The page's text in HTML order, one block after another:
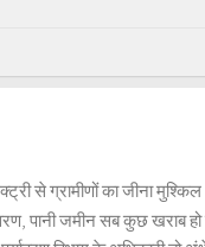
से ग्रामीणों का जीना
पानी जमीन सब कुछ खराब हो